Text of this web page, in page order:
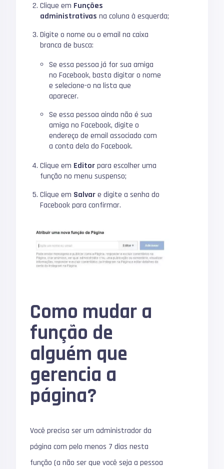
Clique em Funções
administrativas na coluna à esquerda;
Digite o nome ou o email na caixa
branca de busca:
Se essa pessoa já for sua amiga
no Facebook, basta digitar o nome
e selecione-o na lista que
aparecer.
Se essa pessoa ainda não é sua
amiga no Facebook, digite o
endereço de email associado com
a conta dela do Facebook.
Clique em Editorpara escolher uma
função no menu suspenso;
Clique em Salvare digite a senha do
Facebook para confirmar.
Como mudar a
função de
alguém que
gerencia a
página?
Você precisa ser um administrador da
página com pelo menos 7 dias nesta
função (a não ser que você seja a pessoa